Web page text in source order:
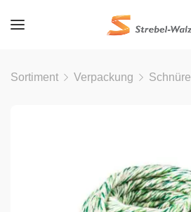
Sortiment Verpackung Schnüre